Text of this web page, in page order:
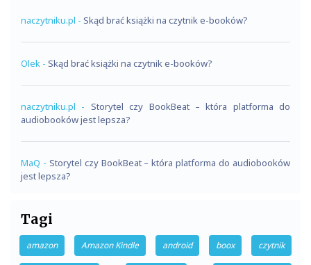
naczytniku.pl - Skąd brać książki na czytnik e-booków?
Olek - Skąd brać książki na czytnik e-booków?
naczytniku.pl - Storytel czy BookBeat – która platforma do
audiobooków jest lepsza?
MaQ - Storytel czy BookBeat – która platforma do audiobooków
jest lepsza?
Tagi
amazon Amazon Kindle android boox czytnik